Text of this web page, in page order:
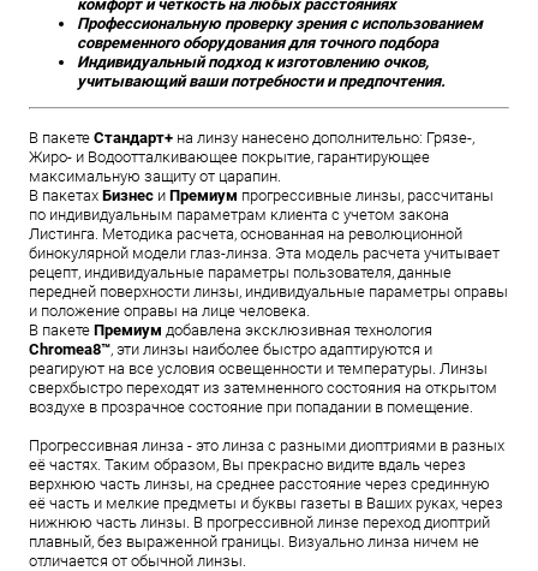
комфорт и четкость на любых расстояниях
Профессиональную проверку зрения с использованием
современного оборудования для точного подбора
Индивидуальный подход к изготовлению очков,
учитывающий ваши потребности и предпочтения.
В пакете Стандарт+ на линзу нанесено дополнительно: Грязе-,
Жиро- и Водоотталкивающее покрытие, гарантирующее
максимальную защиту от царапин.
В пакетах Бизнес и Премиум прогрессивные линзы, рассчитаны
по индивидуальным параметрам клиента с учетом закона
Листинга. Методика расчета, основанная на революционной
бинокулярной модели глаз-линза. Эта модель расчета учитывает
рецепт, индивидуальные параметры пользователя, данные
передней поверхности линзы, индивидуальные параметры оправы
и положение оправы на лице человека.
В пакете Премиум добавлена эксклюзивная технология
Chromea8™, эти линзы наиболее быстро адаптируются и
реагируют на все условия освещенности и температуры. Линзы
сверхбыстро переходят из затемненного состояния на открытом
воздухе в прозрачное состояние при попадании в помещение.
Прогрессивная линза - это линза с разными диоптриями в разных
её частях. Таким образом, Вы прекрасно видите вдаль через
верхнюю часть линзы, на среднее расстояние через срединную
её часть и мелкие предметы и буквы газеты в Ваших руках, через
нижнюю часть линзы. В прогрессивной линзе переход диоптрий
плавный, без выраженной границы. Визуально линза ничем не
отличается от обычной линзы.